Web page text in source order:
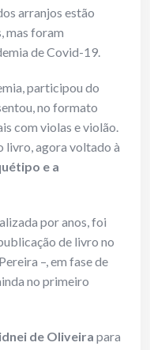
arranjos estão
mas foram
de Covid-19.
participou do
no formato
com violas e violão.
livro, agora voltado à
e a
por anos, foi
de livro no
–, em fase de
no primeiro
de Oliveira para